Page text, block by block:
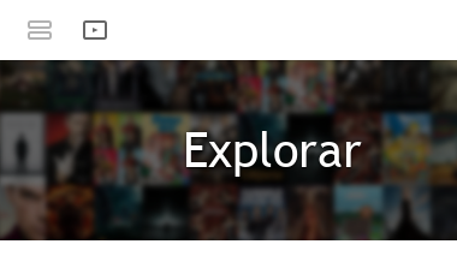
Explorar